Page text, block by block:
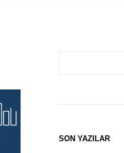
SON YAZILAR